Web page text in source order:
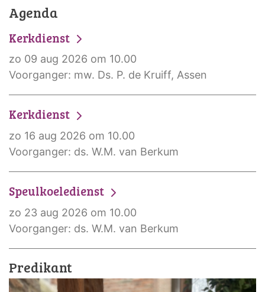
Agenda
Kerkdienst
zo 09 aug 2026 om 10.00
Voorganger: mw. Ds. P. de Kruiff, Assen
Kerkdienst
zo 16 aug 2026 om 10.00
Voorganger: ds. W.M. van Berkum
Speulkoeledienst
zo 23 aug 2026 om 10.00
Voorganger: ds. W.M. van Berkum
Predikant